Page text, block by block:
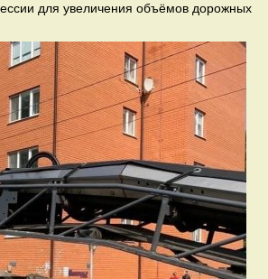
для увеличения объёмов дорожных